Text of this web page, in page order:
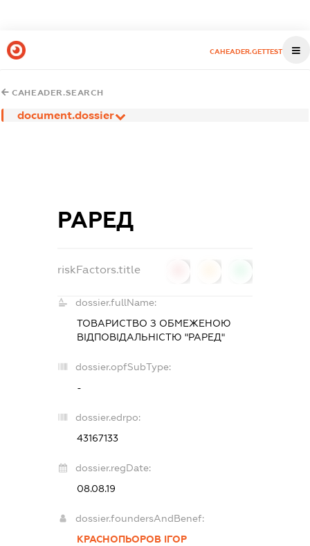
CAHEADER.GETTEST
CAHEADER.SEARCH
document.dossier
РАРЕД
riskFactors.title
dossier.fullName:
ТОВАРИСТВО З ОБМЕЖЕНОЮ
ВІДПОВІДАЛЬНІСТЮ "РАРЕД"
dossier.opfSubType:
-
dossier.edrpo:
43167133
dossier.regDate:
08.08.19
dossier.foundersAndBenef:
КРАСНОПЬОРОВ ІГОР